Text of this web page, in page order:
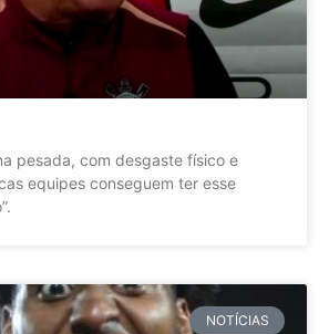
pesada, com desgaste físico e
equipes conseguem ter esse
NOTÍCIAS